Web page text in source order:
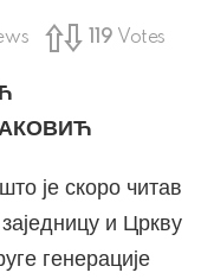
119 Votes
је скоро читав
и Цркву
генерације